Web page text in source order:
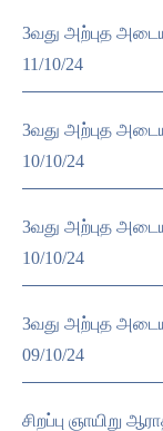
3வது அற்புத
11/10/24
3வது அற்புத
10/10/24
3வது அற்புத
10/10/24
3வது அற்புத
09/10/24
சிறப்பு ஞாயிறு